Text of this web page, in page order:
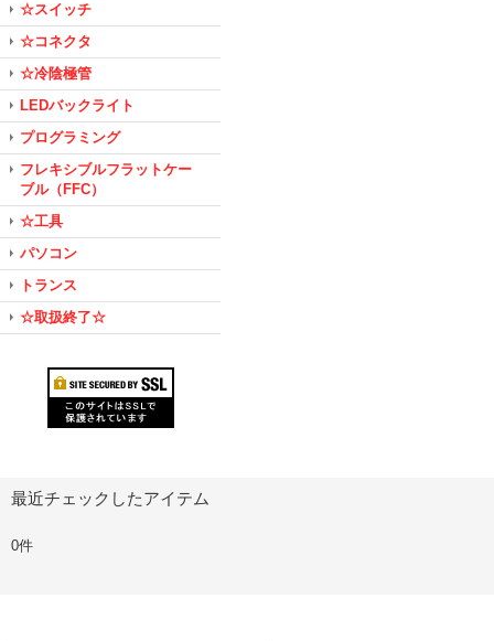
☆スイッチ
☆コネクタ
☆冷陰極管
LEDバックライト
プログラミング
フレキシブルフラットケー
ブル（FFC）
☆工具
パソコン
トランス
☆取扱終了☆
最近チェックしたアイテム
0件